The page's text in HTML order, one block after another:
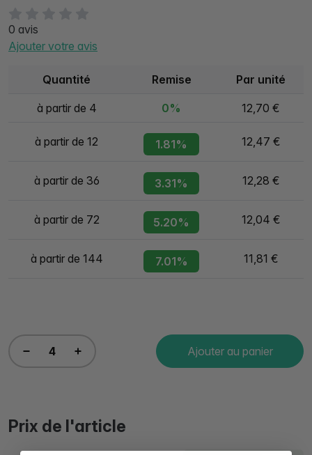
0 avis
Ajouter votre avis
Quantité Remise Par unité
à partir de 4 0% 12,70 €
à partir de 12 1.81% 12,47 €
à partir de 36 3.31% 12,28 €
à partir de 72 5.20% 12,04 €
à partir de 144 7.01% 11,81 €
Ajouter au panier
Prix de l'article